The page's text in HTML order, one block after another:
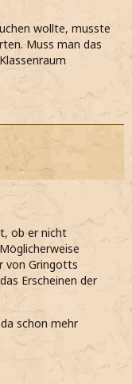
wollte, musste
Muss man das
ob er nicht
von Gringotts
Erscheinen der
da schon mehr